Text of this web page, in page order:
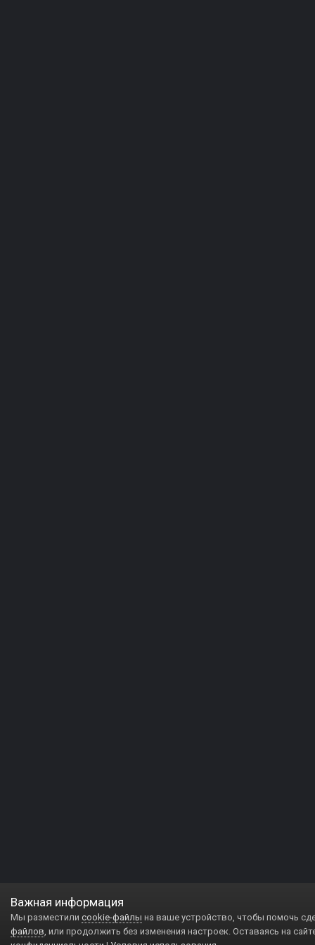
Важная информация
Мы разместили cookie-файлы на ваше устройство, чтобы помочь
файлов, или продолжить без изменения настроек. Оставаясь на